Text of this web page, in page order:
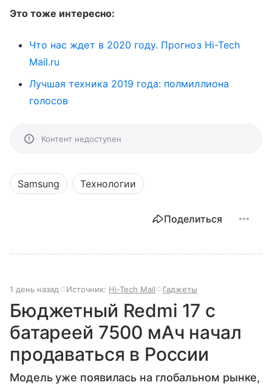
Это тоже интересно:
Что нас ждет в 2020 году. Прогноз Hi-Tech
Mail.ru
Лучшая техника 2019 года: полмиллиона
голосов
Контент недоступен
Samsung Технологии
Поделиться
1 день назад Источник: Hi-Tech Mail Гаджеты
Бюджетный Redmi 17 с
батареей 7500 мАч начал
продаваться в России
Модель уже появилась на глобальном рынке,